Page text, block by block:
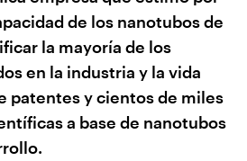
de los nanotubos de
la mayoría de los
en la industria y la vida
patentes y cientos de miles
a base de nanotubos